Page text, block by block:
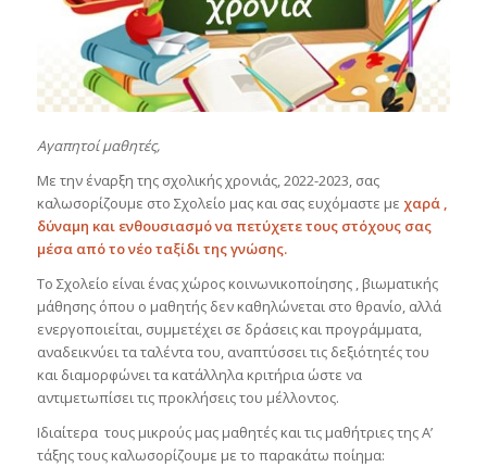
Αγαπητοί μαθητές,
Με την έναρξη της σχολικής χρονιάς, 2022-2023, σας
καλωσορίζουμε στο Σχολείο μας και σας ευχόμαστε με χαρά ,
δύναμη και ενθουσιασμό να πετύχετε τους στόχους σας
μέσα από το νέο ταξίδι της γνώσης.
Το Σχολείο είναι ένας χώρος κοινωνικοποίησης , βιωματικής
μάθησης όπου ο μαθητής δεν καθηλώνεται στο θρανίο, αλλά
ενεργοποιείται, συμμετέχει σε δράσεις και προγράμματα,
αναδεικνύει τα ταλέντα του, αναπτύσσει τις δεξιότητές του
και διαμορφώνει τα κατάλληλα κριτήρια ώστε να
αντιμετωπίσει τις προκλήσεις του μέλλοντος.
Ιδιαίτερα τους μικρούς μας μαθητές και τις μαθήτριες της Α’
τάξης τους καλωσορίζουμε με το παρακάτω ποίημα: